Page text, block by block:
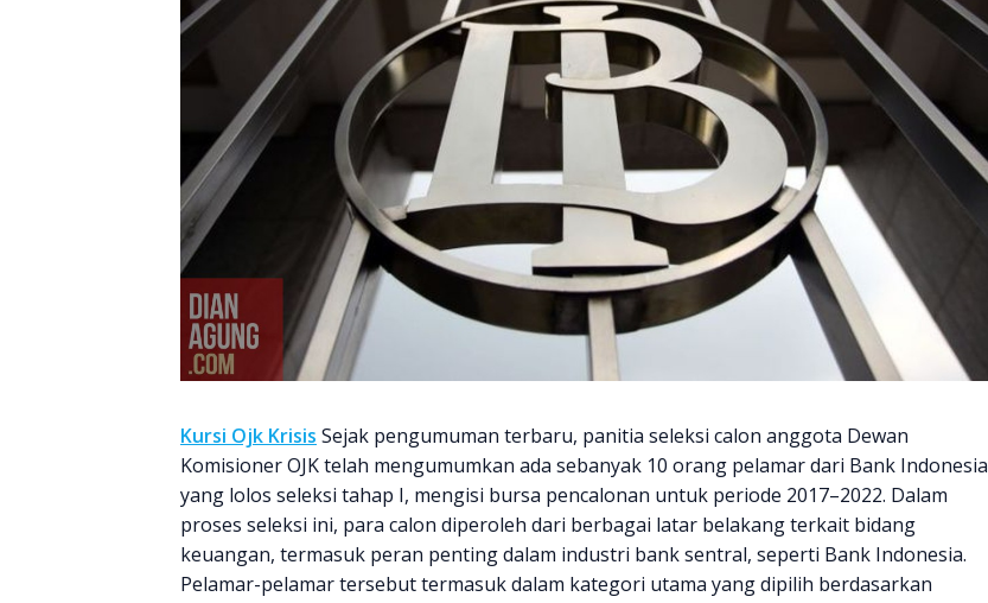
Kursi Ojk Krisis Sejak pengumuman terbaru, panitia seleksi calon anggota Dewan
Komisioner OJK telah mengumumkan ada sebanyak 10 orang pelamar dari Bank Indonesia
yang lolos seleksi tahap I, mengisi bursa pencalonan untuk periode 2017–2022. Dalam
proses seleksi ini, para calon diperoleh dari berbagai latar belakang terkait bidang
keuangan, termasuk peran penting dalam industri bank sentral, seperti Bank Indonesia.
Pelamar-pelamar tersebut termasuk dalam kategori utama yang dipilih berdasarkan